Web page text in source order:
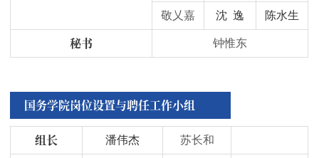
敬乂嘉 沈 逸 陈水生
秘书 钟惟东
国务学院岗位设置与聘任工作小组
组长 潘伟杰 苏长和